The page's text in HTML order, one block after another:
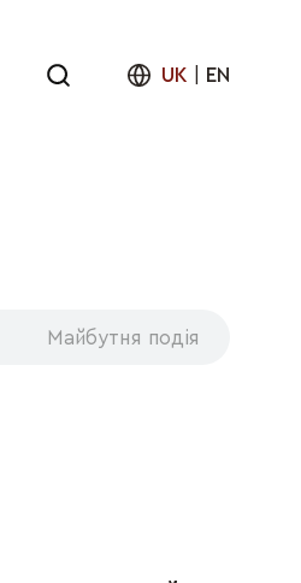
UK EN
Майбутня подія